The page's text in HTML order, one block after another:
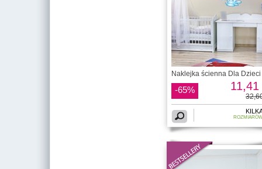
Naklejka ścienna Dla Dzieci
-65% 11,41